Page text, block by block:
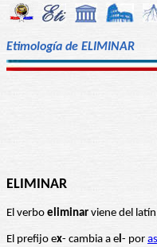
Etimología de ELIMINAR
ELIMINAR
El verbo eliminar viene del latín
El prefijo ex- cambia a el- por